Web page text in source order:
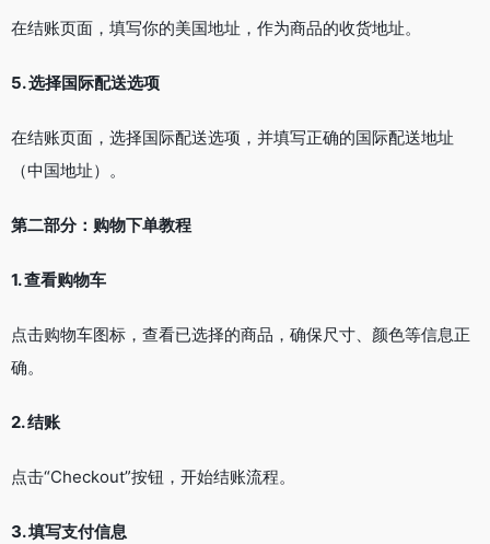
在结账页面，填写你的美国地址，作为商品的收货地址。
5. 选择国际配送选项
在结账页面，选择国际配送选项，并填写正确的国际配送地址
（中国地址）。
第二部分：购物下单教程
1. 查看购物车
点击购物车图标，查看已选择的商品，确保尺寸、颜色等信息正
确。
2. 结账
点击“Checkout”按钮，开始结账流程。
3. 填写支付信息